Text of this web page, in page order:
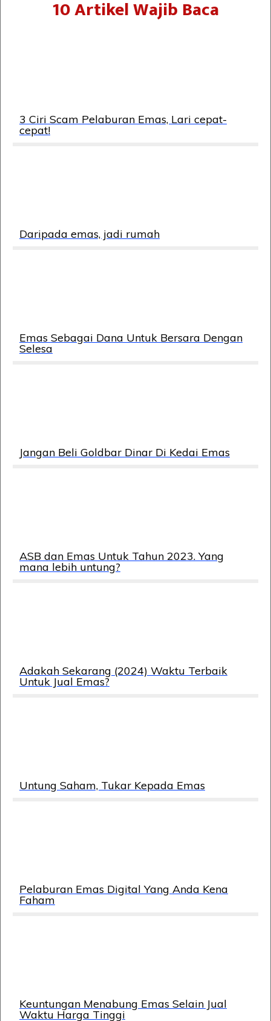
10 Artikel Wajib Baca
3 Ciri Scam Pelaburan Emas, Lari cepat-
cepat!
Daripada emas, jadi rumah
Emas Sebagai Dana Untuk Bersara Dengan
Selesa
Jangan Beli Goldbar Dinar Di Kedai Emas
ASB dan Emas Untuk Tahun 2023. Yang
mana lebih untung?
Adakah Sekarang (2024) Waktu Terbaik
Untuk Jual Emas?
Untung Saham, Tukar Kepada Emas
Pelaburan Emas Digital Yang Anda Kena
Faham
Keuntungan Menabung Emas Selain Jual
Waktu Harga Tinggi